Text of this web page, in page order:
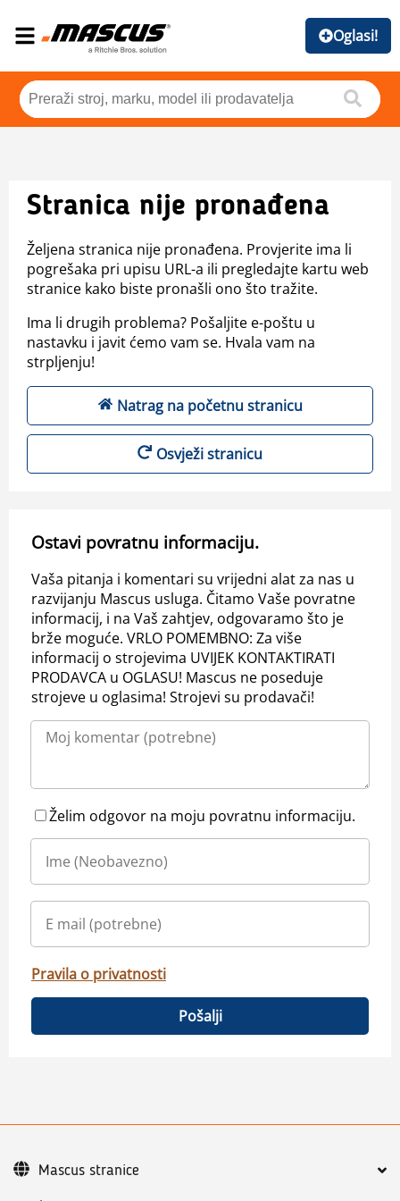
Oglasi!
Stranica nije pronađena
Željena stranica nije pronađena. Provjerite ima li
pogrešaka pri upisu URL-a ili pregledajte kartu web
stranice kako biste pronašli ono što tražite.
Ima li drugih problema? Pošaljite e-poštu u
nastavku i javit ćemo vam se. Hvala vam na
strpljenju!
Natrag na početnu stranicu
Osvježi stranicu
Ostavi povratnu informaciju.
Vaša pitanja i komentari su vrijedni alat za nas u
razvijanju Mascus usluga. Čitamo Vaše povratne
informacij, i na Vaš zahtjev, odgovaramo što je
brže moguće. VRLO POMEMBNO: Za više
informacij o strojevima UVIJEK KONTAKTIRATI
PRODAVCA u OGLASU! Mascus ne poseduje
strojeve u oglasima! Strojevi su prodavači!
Želim odgovor na moju povratnu informaciju.
Pravila o privatnosti
Pošalji
Mascus stranice